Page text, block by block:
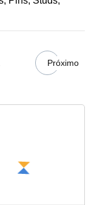
Próximo